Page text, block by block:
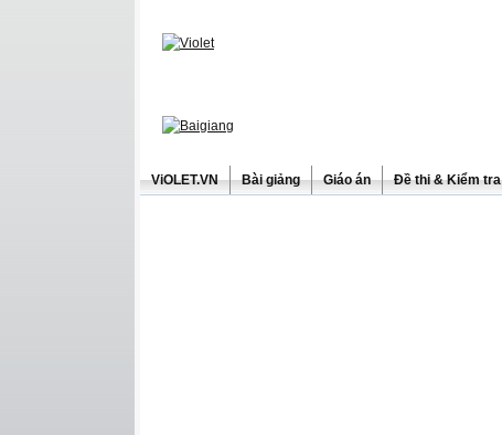
ViOLET.VN Bài giảng Giáo án Đề thi & Kiểm tra